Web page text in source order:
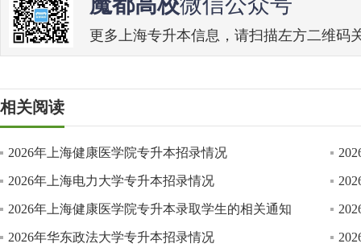
更多上海专升本信息，请扫描左方二维码
相关阅读
2026年上海健康医学院专升本招录情况
2026年上海电力大学专升本招录情况
2026年上海健康医学院专升本录取学生的相关通知
2026年华东政法大学专升本招录情况